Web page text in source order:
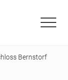
Menu
Bernstorf